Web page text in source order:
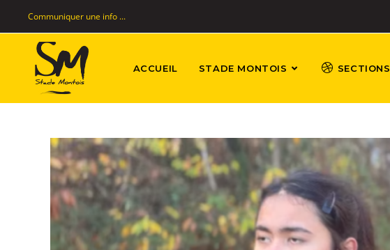
Communiquer une info ...
ACCUEIL STADE MONTOIS SECTIONS